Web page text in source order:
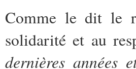
Comme le dit le
solidarité et au
dernières années